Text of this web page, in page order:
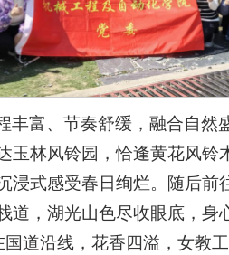
丰富、节奏舒缓，融合自然
玉林风铃园，恰逢黄花风铃
浸式感受春日绚烂。随后
道，湖光山色尽收眼底，
道沿线，花香四溢，女教